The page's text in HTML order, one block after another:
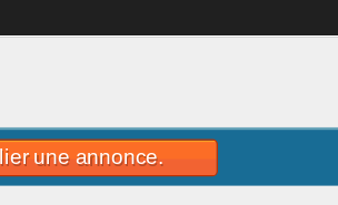
une annonce.